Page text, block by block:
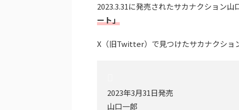
2023.3.31に発売されたサカナクション山
ート」
X（旧Twitter）で見つけたサカナクショ
2023年3月31日発売
山口一郎